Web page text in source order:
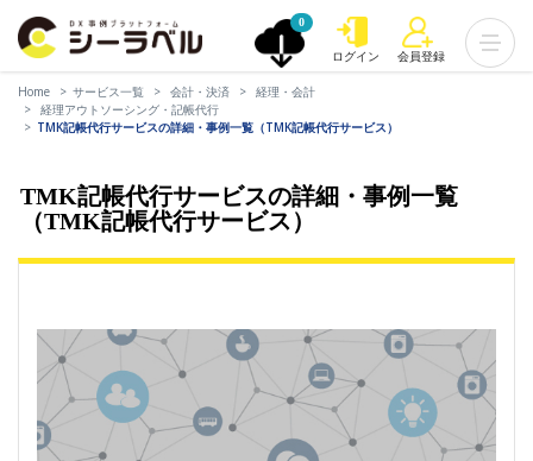
0
ログイン 会員登録
Home サービス一覧 会計・決済
経理・会計
経理アウトソーシング・記帳代行
TMK記帳代行サービスの詳細・事例一覧（TMK記帳代行サービス）
TMK記帳代行サービスの詳細・事例一覧
（TMK記帳代行サービス）